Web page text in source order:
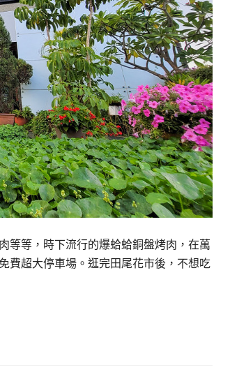
等等，時下流行的爆蛤蛤銅盤烤肉，在萬
費超大停車場。逛完田尾花市後，不想吃